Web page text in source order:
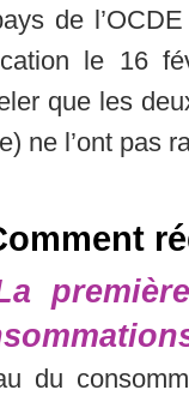
de
le 16
que les
ne l’ont pas
du